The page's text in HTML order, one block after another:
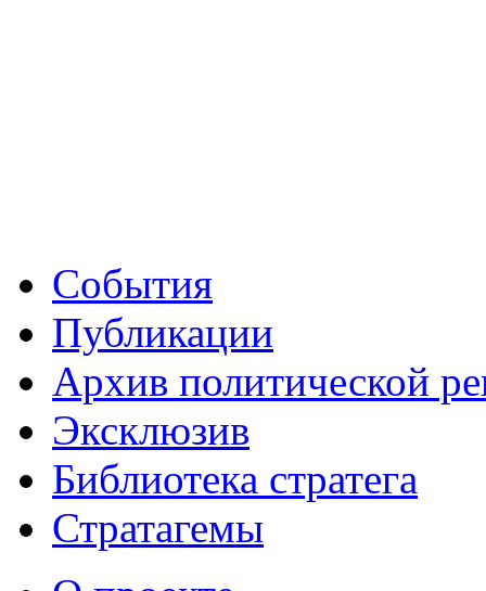
События
Публикации
Архив политической
Эксклюзив
Библиотека стратега
Стратагемы